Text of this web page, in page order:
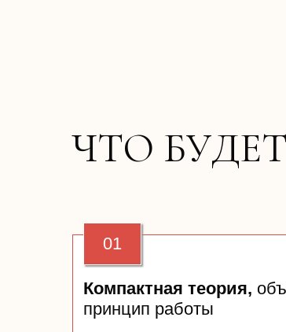
ЧТО
01
Компактная теория,
принцип работы